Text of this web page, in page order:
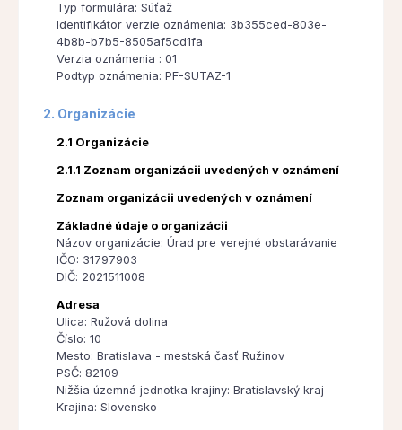
Typ formulára: Súťaž
Identifikátor verzie oznámenia: 3b355ced-803e-
4b8b-b7b5-8505af5cd1fa
Verzia oznámenia : 01
Podtyp oznámenia: PF-SUTAZ-1
2. Organizácie
2.1 Organizácie
2.1.1 Zoznam organizácii uvedených v oznámení
Zoznam organizácii uvedených v oznámení
Základné údaje o organizácii
Názov organizácie: Úrad pre verejné obstarávanie
IČO: 31797903
DIČ: 2021511008
Adresa
Ulica: Ružová dolina
Číslo: 10
Mesto: Bratislava - mestská časť Ružinov
PSČ: 82109
Nižšia územná jednotka krajiny: Bratislavský kraj
Krajina: Slovensko